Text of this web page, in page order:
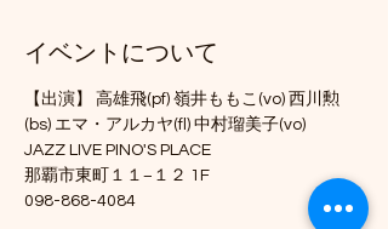
イベントについて
【出演】 高雄飛(pf) 嶺井ももこ(vo) 西川勲
(bs) エマ・アルカヤ(fl) 中村瑠美子(vo)
JAZZ LIVE PINO'S PLACE
那覇市東町１１−１２ 1F
098-868-4084